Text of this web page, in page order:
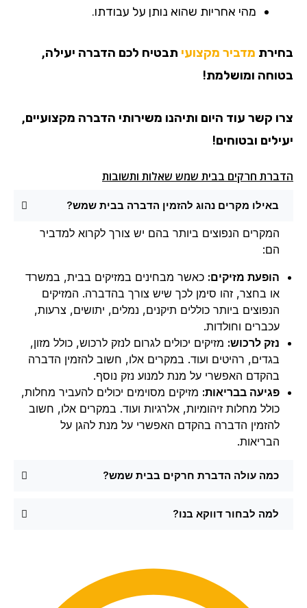
מהי אחריות שהוא נותן על עבודתו.
בחירת מדביר מקצועי תבטיח לכם הדברה יעילה,
בטוחה ומושלמת!
צרו קשר עוד היום ותיהנו משירותי הדברה מקצועיים,
יעילים ובטוחים!
הדברת חרקים בבית שמש שאלות ותשובות
באילו מקרים נהוג להזמין הדברה בבית שמש?
המקרים הנפוצים ביותר בהם יש צורך לקרוא למדביר
הם:
הופעת מזיקים: כאשר מבחינים במזיקים בבית, במשרד
או בחצר, זהו סימן לכך שיש צורך בהדברה. המזיקים
הנפוצים ביותר כוללים תיקנים, נמלים, יתושים, צרעות,
עכברים וחולדות.
נזק לרכוש: מזיקים יכולים לגרום לנזק לרכוש, כולל מזון,
בגדים, רהיטים ועוד. במקרים אלו, חשוב להזמין הדברה
בהקדם האפשרי על מנת למנוע נזק נוסף.
פגיעה בבריאות: מזיקים מסוימים יכולים להעביר מחלות,
כולל מחלות זיהומיות, אלרגיות ועוד. במקרים אלו, חשוב
להזמין הדברה בהקדם האפשרי על מנת להגן על
הבריאות.
כמה עולה הדברת חרקים בבית שמש?
למה לבחור דווקא בנו?